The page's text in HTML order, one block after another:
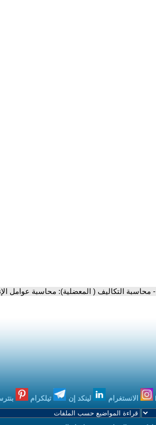
- محاسبة التكاليف ( المعضلية): محاسبة عوامل
الانستغرام لينكد إن تيلكرام